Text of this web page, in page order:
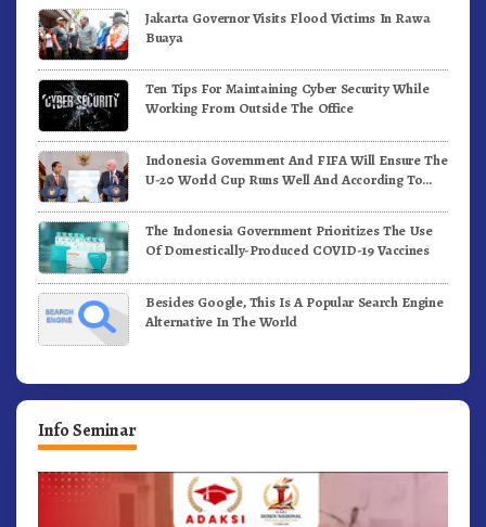
Jakarta Governor Visits Flood Victims In Rawa
Buaya
Ten Tips For Maintaining Cyber Security While
Working From Outside The Office
Indonesia Government And FIFA Will Ensure The
U-20 World Cup Runs Well And According To
The Indonesia Government Prioritizes The Use
Of Domestically-Produced COVID-19 Vaccines
Besides Google, This Is A Popular Search Engine
Alternative In The World
Info Seminar